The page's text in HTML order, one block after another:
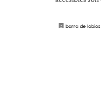
barra de labios